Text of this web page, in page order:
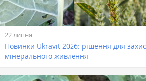
22 липня
Новинки Ukravit 2026: рішення для
мінерального живлення